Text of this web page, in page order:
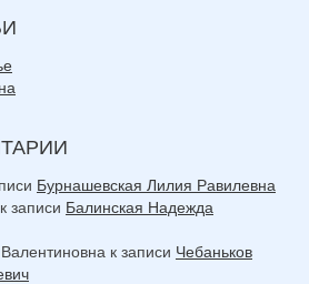
Бурнашевская Лилия Равилевна
к записи Балинская Надежда
к записи Чебаньков